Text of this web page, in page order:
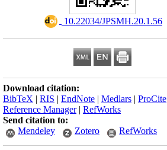
‎ 10.22034/JPSMH.20.1.56
Download citation:
BibTeX | RIS | EndNote | Medlars | ProCite
Reference Manager| RefWorks
Send citation to:
Mendeley
Zotero RefWorks